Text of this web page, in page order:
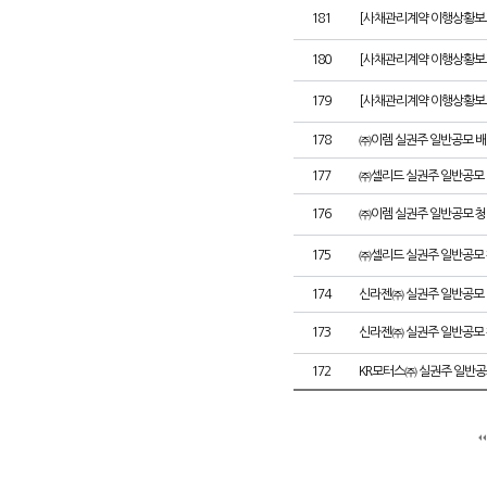
181 [사채관리계약 이행상황
180 [사채관리계약 이행상황
179 [사채관리계약 이행상황
178 ㈜이렘 실권주 일반공모
177 ㈜셀리드 실권주 일반공모
176 ㈜이렘 실권주 일반공모
175 ㈜셀리드 실권주 일반공모
174 신라젠㈜ 실권주 일반공모
173 신라젠㈜ 실권주 일반공모
172 KR모터스㈜ 실권주 일반